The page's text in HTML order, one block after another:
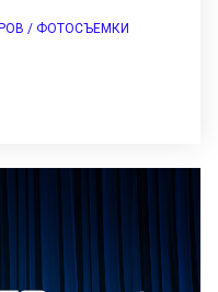
/ ФОТОСЪЕМКИ